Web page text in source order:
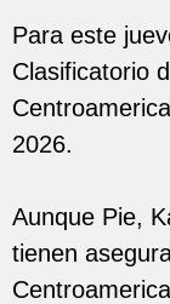
Para este
Clasificatorio
2026.
Aunque Pie,
tienen